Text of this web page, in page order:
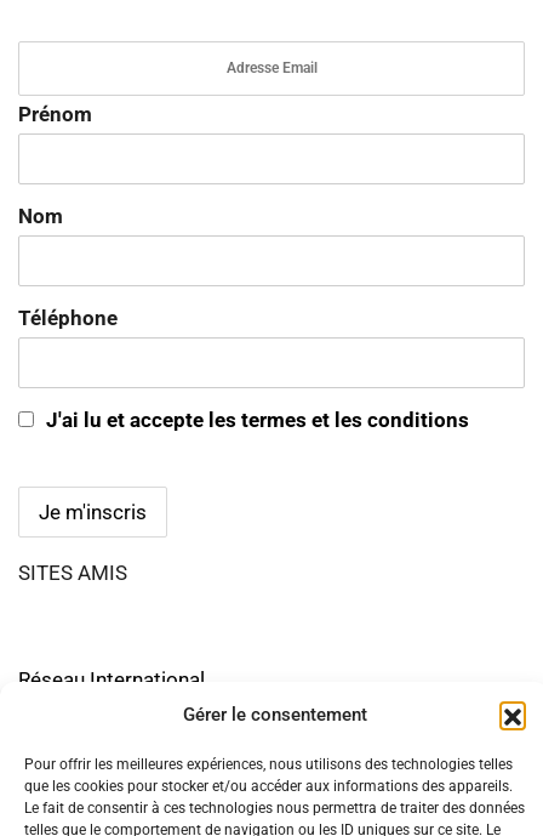
Gérer le consentement
Pour offrir les meilleures expériences, nous utilisons des technologies telles
que les cookies pour stocker et/ou accéder aux informations des appareils.
Le fait de consentir à ces technologies nous permettra de traiter des données
telles que le comportement de navigation ou les ID uniques sur ce site. Le
Prénom
Nom
Téléphone
J'ai lu et accepte les termes et les conditions
SITES AMIS
Réseau International